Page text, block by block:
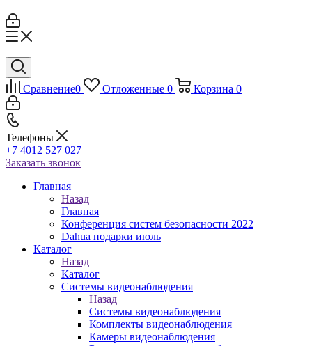
Сравнение0 Отложенные 0 Корзина 0
Телефоны
+7 4012 527 027
Заказать звонок
Главная
Назад
Главная
Конференция систем безопасности 2022
Dahua подарки июль
Каталог
Назад
Каталог
Системы видеонаблюдения
Назад
Системы видеонаблюдения
Комплекты видеонаблюдения
Камеры видеонаблюдения